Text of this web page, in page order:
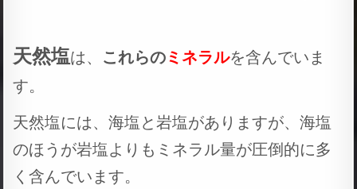
天然塩は、 これらのミネラルを含んでいま
す。
天然塩には、海塩と岩塩がありますが、海塩
のほうが岩塩よりもミネラル量が圧倒的に多
く含んでいます。